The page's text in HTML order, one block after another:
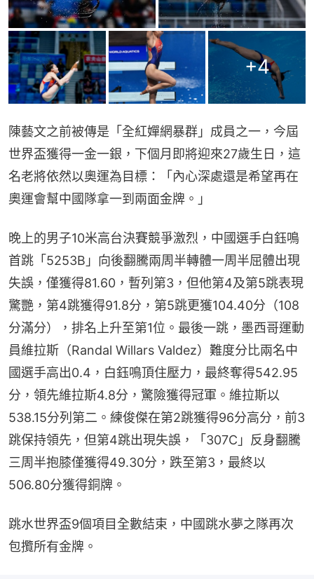
+4
陳藝文之前被傳是「全紅嬋網暴群」成員之一，今屆
世界盃獲得一金一銀，下個月即將迎來27歲生日，這
名老將依然以奧運為目標：「內心深處還是希望再在
奧運會幫中國隊拿一到兩面金牌。」
晚上的男子10米高台決賽競爭激烈，中國選手白鈺鳴
首跳「5253B」向後翻騰兩周半轉體一周半屈體出現
失誤，僅獲得81.60，暫列第3，但他第4及第5跳表現
驚艷，第4跳獲得91.8分，第5跳更獲104.40分（108
分滿分），排名上升至第1位。最後一跳，墨西哥運動
員維拉斯（Randal Willars Valdez）難度分比兩名中
國選手高出0.4，白鈺鳴頂住壓力，最終奪得542.95
分，領先維拉斯4.8分，驚險獲得冠軍。維拉斯以
538.15分列第二。練俊傑在第2跳獲得96分高分，前3
跳保持領先，但第4跳出現失誤，「307C」反身翻騰
三周半抱膝僅獲得49.30分，跌至第3，最終以
506.80分獲得銅牌。
跳水世界盃9個項目全數結束，中國跳水夢之隊再次
包攬所有金牌。